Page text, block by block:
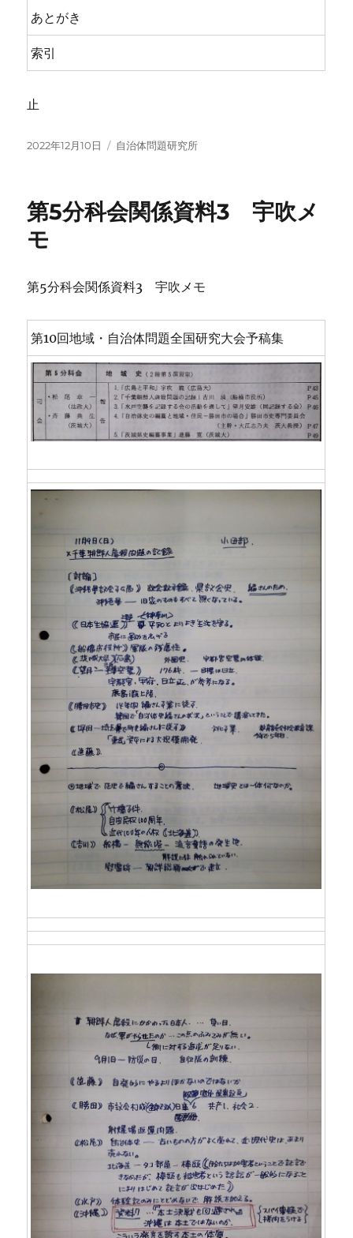
あとがき
索引
止
投
2022年12月10日
カ
ー
自治体問題研究所
第5分科会関係資料3 宇吹メ
モ
第5分科会関係資料3 宇吹メモ
第10回地域・自治体問題全国研究大会予稿集